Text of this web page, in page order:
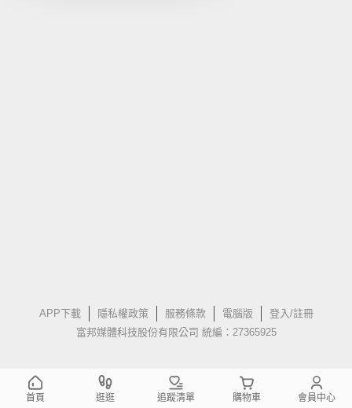
APP下載 隱私權政策 服務條款 電腦版
登入/註冊
富邦媒體科技股份有限公司 統編：27365925
首頁 逛逛 追蹤清單 購物車 會員中心